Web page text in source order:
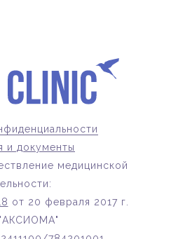
и документы
медицинской
от 20 февраля 2017 г.